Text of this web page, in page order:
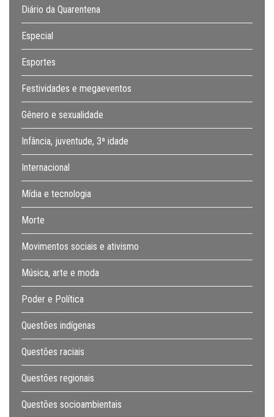
Diário da Quarentena
Especial
Esportes
Festividades e megaeventos
Gênero e sexualidade
Infância, juventude, 3ª idade
Internacional
Mídia e tecnologia
Morte
Movimentos sociais e ativismo
Música, arte e moda
Poder e Política
Questões indígenas
Questões raciais
Questões regionais
Questões socioambientais